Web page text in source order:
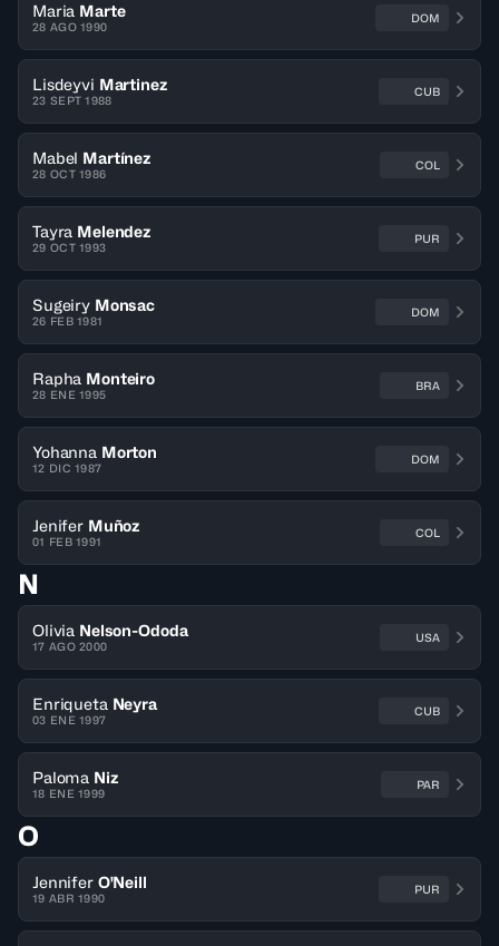
Maria Marte
28 AGO 1990
DOM
Lisdeyvi Martinez
23 SEPT 1988
CUB
Mabel Martínez
28 OCT 1986
COL
Tayra Melendez
29 OCT 1993
PUR
Sugeiry Monsac
26 FEB 1981
DOM
Rapha Monteiro
28 ENE 1995
BRA
Yohanna Morton
12 DIC 1987
DOM
Jenifer Muñoz
01 FEB 1991
COL
N
Olivia Nelson-Ododa
17 AGO 2000
USA
Enriqueta Neyra
03 ENE 1997
CUB
Paloma Niz
18 ENE 1999
PAR
O
Jennifer O'Neill
19 ABR 1990
PUR